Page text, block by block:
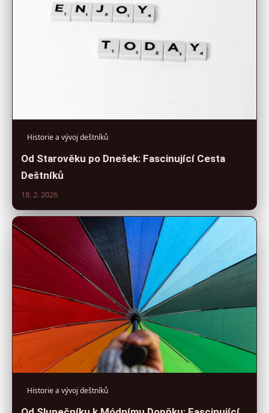
Historie a vývoj deštníků
Od Starověku po Dnešek: Fascinující Cesta
Deštníků
18. 2. 2026
Historie a vývoj deštníků